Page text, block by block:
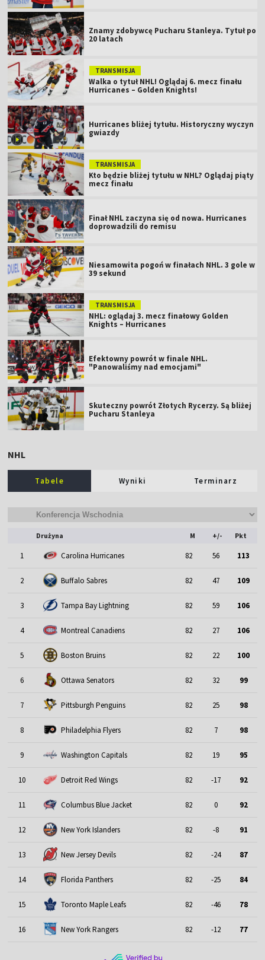
Znamy zdobywcę Pucharu Stanleya. Tytuł po
20 latach
TRANSMISJA
Walka o tytuł NHL! Oglądaj 6. mecz finału
Hurricanes – Golden Knights!
Hurricanes bliżej tytułu. Historyczny wyczyn
gwiazdy
TRANSMISJA
Kto będzie bliżej tytułu w NHL? Oglądaj piąty
mecz finału
Finał NHL zaczyna się od nowa. Hurricanes
doprowadzili do remisu
Niesamowita pogoń w finałach NHL. 3 gole w
39 sekund
TRANSMISJA
NHL: oglądaj 3. mecz finałowy Golden
Knights – Hurricanes
Efektowny powrót w finale NHL.
"Panowaliśmy nad emocjami"
Skuteczny powrót Złotych Rycerzy. Są bliżej
Pucharu Stanleya
NHL
Tabele Wyniki Terminarz
Drużyna M +/- Pkt
1 Carolina Hurricanes 82 56 113
2 Buffalo Sabres 82 47 109
3 Tampa Bay Lightning 82 59 106
4 Montreal Canadiens 82 27 106
5 Boston Bruins 82 22 100
6 Ottawa Senators 82 32 99
7 Pittsburgh Penguins 82 25 98
8 Philadelphia Flyers 82 7 98
9 Washington Capitals 82 19 95
10 Detroit Red Wings 82 -17 92
11 Columbus Blue Jacket 82 0 92
12 New York Islanders 82 -8 91
13 New Jersey Devils 82 -24 87
14 Florida Panthers 82 -25 84
15 Toronto Maple Leafs 82 -46 78
16 New York Rangers 82 -12 77